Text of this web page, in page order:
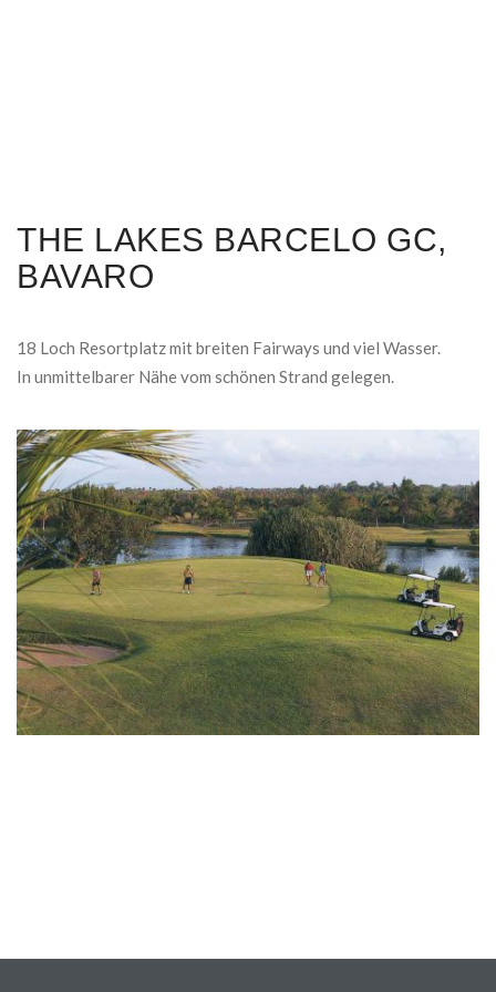
THE LAKES BARCELO GC,
BAVARO
18 Loch Resortplatz mit breiten Fairways und viel Wasser.
In unmittelbarer Nähe vom schönen Strand gelegen.